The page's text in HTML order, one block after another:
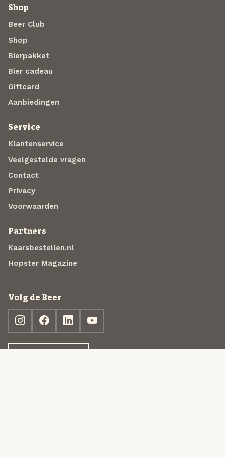
Shop
Beer Club
Shop
Bierpakket
Bier cadeau
Giftcard
Aanbiedingen
Service
Klantenservice
Veelgestelde vragen
Contact
Privacy
Voorwaarden
Partners
Kaarsbestellen.nl
Hopster Magazine
Volg de Beer